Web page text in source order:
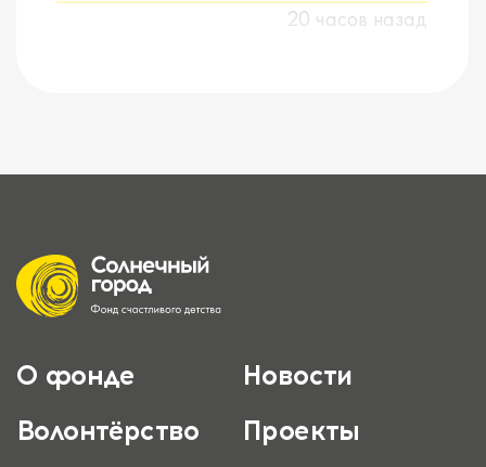
20 часов назад
О фонде
Новости
Волонтёрство
Проекты